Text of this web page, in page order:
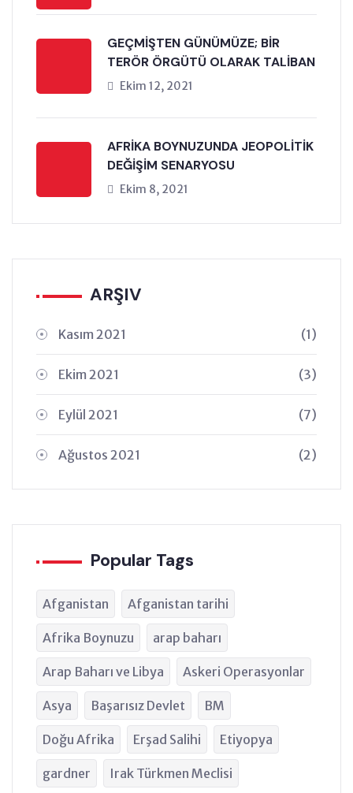
GEÇMİŞTEN GÜNÜMÜZE; BİR
TERÖR ÖRGÜTÜ OLARAK TALİBAN
Ekim 12, 2021
AFRİKA BOYNUZUNDA JEOPOLİTİK
DEĞİŞİM SENARYOSU
Ekim 8, 2021
ARŞIV
Kasım 2021 (1)
Ekim 2021 (3)
Eylül 2021 (7)
Ağustos 2021 (2)
Popular Tags
Afganistan Afganistan tarihi
Afrika Boynuzu arap baharı
Arap Baharı ve Libya Askeri Operasyonlar
Asya Başarısız Devlet BM
Doğu Afrika Erşad Salihi Etiyopya
gardner Irak Türkmen Meclisi